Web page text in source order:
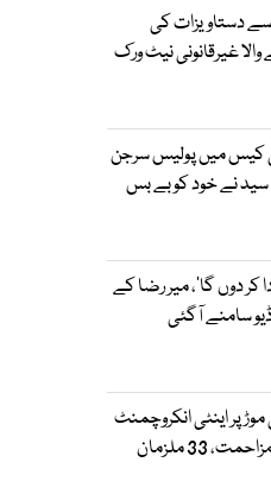
دستاویزات کی
غیرقانونی نیٹ ورک
کیس میں پولیس سرجن
سید نے خود کو بے بس
کر دوں گا‘، میر رضا کے
سامنے آگئی
پر اینٹی انکروچمنٹ
آپریشن میں مزاحمت، 33 ملزمان